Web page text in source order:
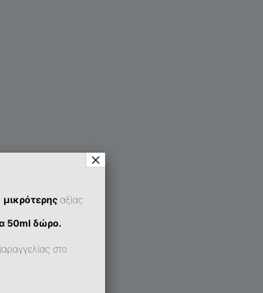
μικρότερης αξίας
50ml δώρο.
στο
×